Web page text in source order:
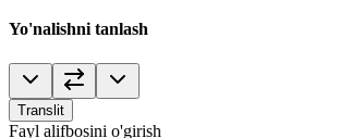
Yo'nalishni tanlash
Translit
Fayl alifbosini o'girish